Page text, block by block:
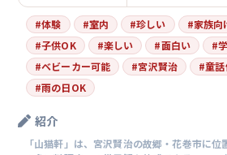
#体験 #室内 #珍しい #家族向
#子供OK #楽しい #面白い #
#ベビーカー可能 #宮沢賢治 #童
#雨の日OK
紹介
「山猫軒」は、宮沢賢治の故郷・花巻市に